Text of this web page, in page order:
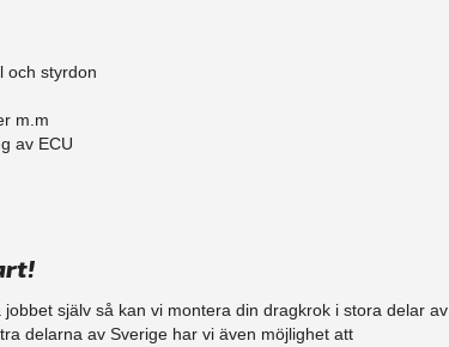
och styrdon
m.m
av ECU
själv så kan vi montera din dragkrok i stora delar av
delarna av Sverige har vi även möjlighet att